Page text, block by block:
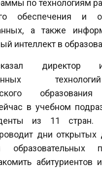
по технологиям
обеспечения и
а также
интеллект в
директор
в учебном
из 11 стран.
дни открытых
образовательных
абитуриентов